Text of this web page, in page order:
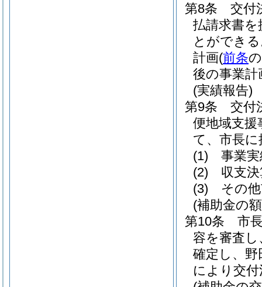
第8条
交付
払請求書
とができ
計画(前条
後の事業計
(実績報告)
第9条
交付
便地域支援
て、市長
(1)
事業
(2)
収支
(3)
その
(補助金の
第10条
市
容を審査
確定し、野
により交